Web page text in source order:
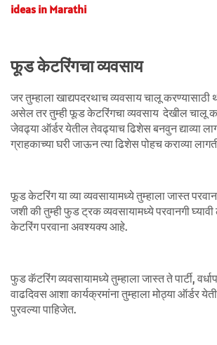
ideas in Marathi
फूड केटरिंगचा व्यवसाय
जर तुम्हाला खाद्यपदरथाच व्यवसाय चालू
असेल तर तुम्ही फूड केटरिंगचा व्यवसाय देखील चालू
जेवढ्या ऑर्डर येतील तेवढ्याच ढिशेस बनवुन द्याव्या
ग्राहकाच्या घरी जाऊन त्या ढिशेस पोहच कराव्या
फूड केटरिंग या व्या व्यवसायामध्ये तुम्हाला जास्त
जशी की तुम्ही फुड ट्रक व्यवसायामध्ये परवानगी
केटरिंग परवाना अवश्यक्य आहे.
फुड कॅटरिंग व्यवसायामध्ये तुम्हाला जास्त ते पार्टी,
वाढदिवस आशा कार्यक्रमांना तुम्हाला मोठ्या ऑर्डर
पुरवल्या पाहिजेत.